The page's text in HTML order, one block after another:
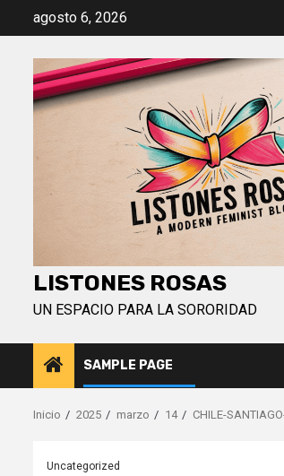
agosto 6, 2026
LISTONES ROSAS
UN ESPACIO PARA LA SORORIDAD
SAMPLE PAGE
Inicio 2025 marzo 14 CHILE-
Uncategorized